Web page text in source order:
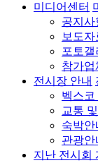
미디어센터
공지사
보도자
포토갤
참가업
전시장 안내
벡스코
교통
숙박안
관광안
지난 전시회